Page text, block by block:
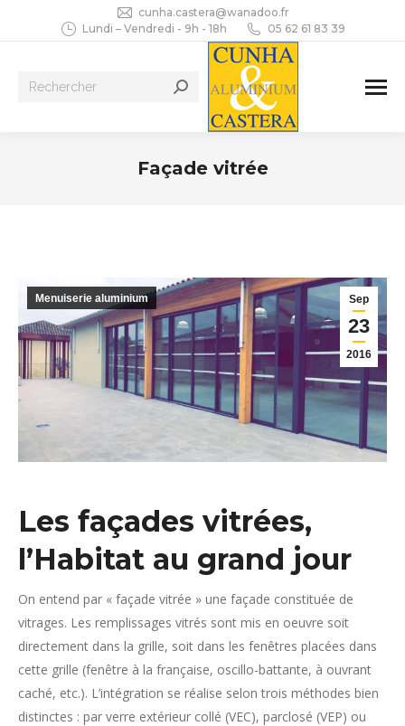
cunha.castera@wanadoo.fr
Lundi – Vendredi - 9h - 18h
05 62 61 83 39
Recherche
Façade vitrée
Sep
23
2016
Menuiserie aluminium
Les façades vitrées,
l’Habitat au grand jour
On entend par « façade vitrée » une façade constituée de
vitrages. Les remplissages vitrés sont mis en oeuvre soit
directement dans la grille, soit dans les fenêtres placées dans
cette grille (fenêtre à la française, oscillo-battante, à ouvrant
caché, etc.). L’intégration se réalise selon trois méthodes bien
distinctes : par verre extérieur collé (VEC), parclosé (VEP) ou